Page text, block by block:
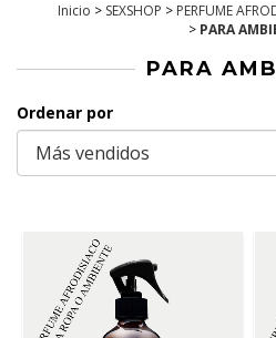
Inicio > SEXSHOP > PERFUME
> PARA
PARA
Ordenar por